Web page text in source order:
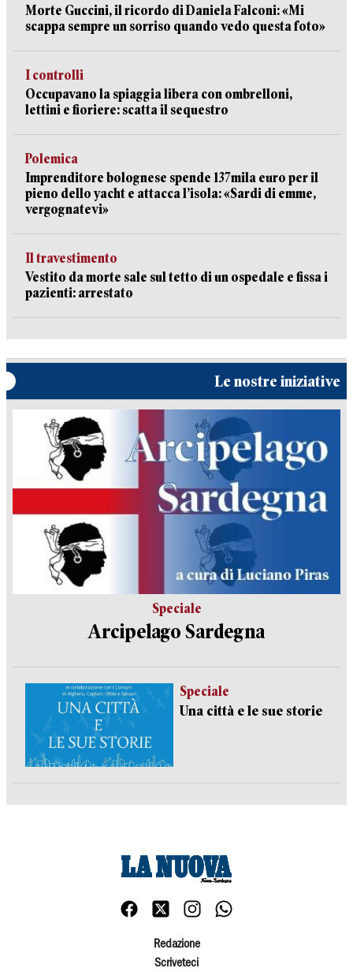
Morte Guccini, il ricordo di Daniela Falconi: «Mi
scappa sempre un sorriso quando vedo questa foto»
I controlli
Occupavano la spiaggia libera con ombrelloni,
lettini e fioriere: scatta il sequestro
Polemica
Imprenditore bolognese spende 137mila euro per il
pieno dello yacht e attacca l’isola: «Sardi di emme,
vergognatevi»
Il travestimento
Vestito da morte sale sul tetto di un ospedale e fissa i
pazienti: arrestato
Le nostre iniziative
Speciale
Arcipelago Sardegna
Speciale
Una città e le sue storie
Redazione
Scriveteci